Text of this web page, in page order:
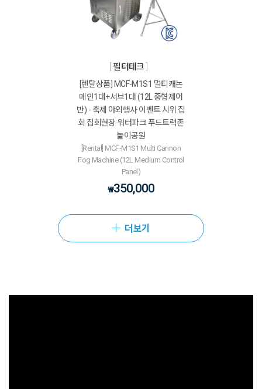
필터테크
[렌탈상품] MCF-M1S1 멀티캐논
메인1대+서브1대 (12L 중형제어
반) - 축제 야외행사 이벤트 시위 집
회 집회현장 워터파크 푸드트럭존
놀이공원
[Rental] MCF-M1S1 Multi Cannon
Fog Machine (12L Medium Control
Panel)
₩350,000
더보기